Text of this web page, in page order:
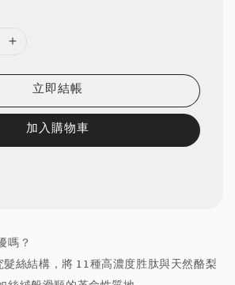
立即結帳
加入購物車
嗎？
絲結構，將 11種高濃度胜肽與天然酪梨